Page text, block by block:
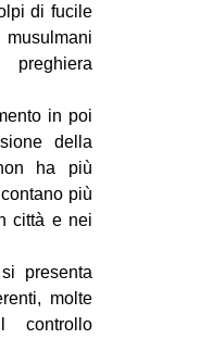
di fucile
in poi
della
ha più
più
città e nei
presenta
molte
controllo